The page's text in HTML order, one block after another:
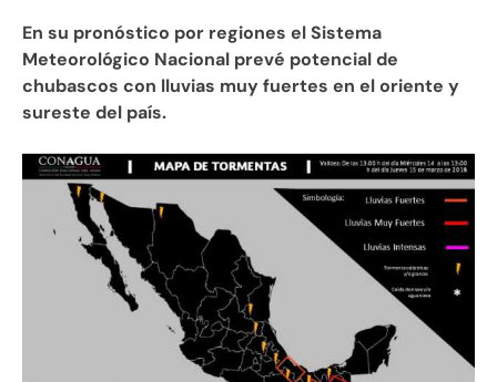
En su pronóstico por regiones el Sistema
Meteorológico Nacional prevé potencial de
chubascos con lluvias muy fuertes en el oriente y
sureste del país.